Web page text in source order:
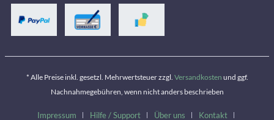
* Alle Preise inkl. gesetzl. Mehrwertsteuer zzgl. Versandkosten und ggf.
Nachnahmegebühren, wenn nicht anders beschrieben
Impressum Hilfe / Support Über uns Kontakt